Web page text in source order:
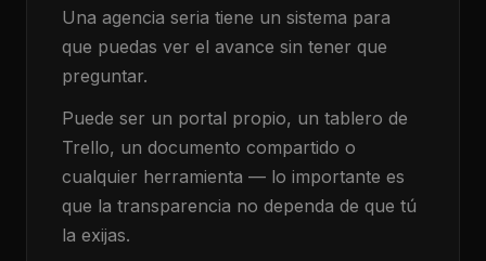
Una agencia seria tiene un sistema para
que puedas ver el avance sin tener que
preguntar.
Puede ser un portal propio, un tablero de
Trello, un documento compartido o
cualquier herramienta — lo importante es
que la transparencia no dependa de que tú
la exijas.